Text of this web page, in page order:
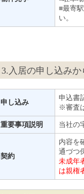
■最寄
い。
3.入居の申し込みか
申し込み
申込書
※審査
重要事項説明 当社の
契約
内容を
通づつ
未成年
は親権